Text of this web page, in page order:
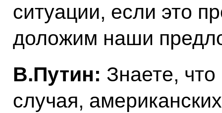
ситуации, если это
доложим наши
B.Путин: Знаете, что
случая,